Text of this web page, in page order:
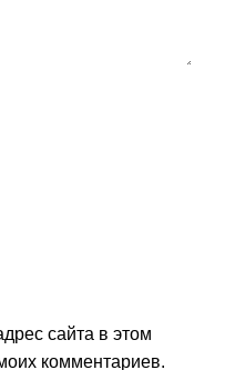
сайта в этом
комментариев.